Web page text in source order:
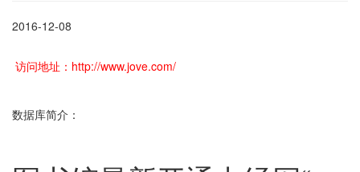
2016-12-08
访问地址：http://www.jove.com/
数据库简介：